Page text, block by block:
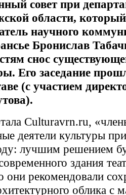
совет при
области, который
научного
Бронислав
снос
Его заседание
(с участием
Culturavrn.ru,
деятели культуры
лучшим решением
здания
рекомендовали
облика с